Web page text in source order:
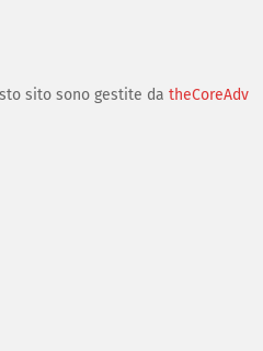
sito sono gestite da theCoreAdv